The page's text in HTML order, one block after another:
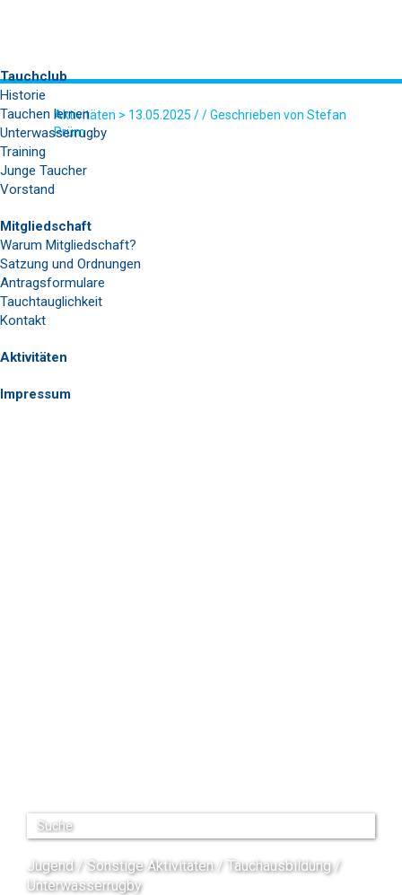
Tauchclub
Historie
Tauchen lernen
Unterwasserrugby
Training
Junge Taucher
Vorstand
Mitgliedschaft
Warum Mitgliedschaft?
Satzung und Ordnungen
Antragsformulare
Tauchtauglichkeit
Kontakt
Aktivitäten
Impressum
Aktivitäten > 13.05.2025 / / Geschrieben von Stefan
Prüm
WHATSAPP BILD 2025-05-11 UM
15.05.14_54DB339B
Jugend Sonstige Aktivitäten
Tauchausbildung
Unterwasserrugby